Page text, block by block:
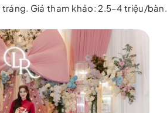
Giá tham khảo: 2.5–4 triệu/bàn.